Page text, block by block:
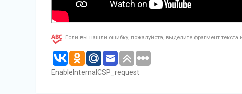
Если вы нашли ошибку, пожалуйста, выделите фрагмент текста
EnableInternalCSP_request